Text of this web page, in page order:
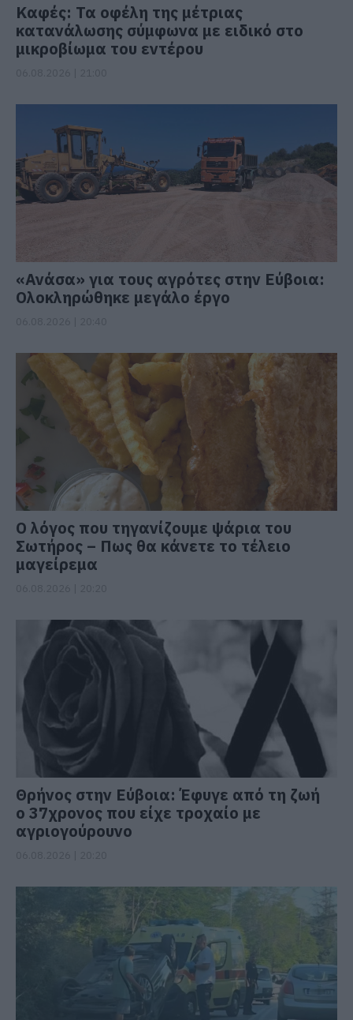
Καφές: Τα οφέλη της μέτριας
κατανάλωσης σύμφωνα με ειδικό στο
μικροβίωμα του εντέρου
«Ανάσα» για τους αγρότες στην Εύβοια:
Ολοκληρώθηκε μεγάλο έργο
Ο λόγος που τηγανίζουμε ψάρια του
Σωτήρος – Πως θα κάνετε το τέλειο
μαγείρεμα
Θρήνος στην Εύβοια: Έφυγε από τη ζωή
ο 37χρονος που είχε τροχαίο με
αγριογούρουνο